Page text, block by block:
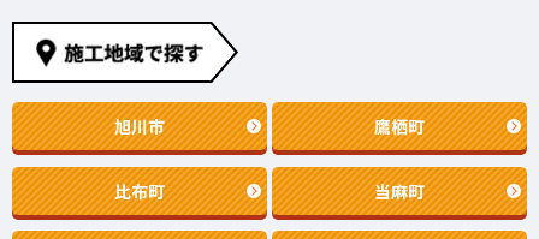
旭川市 鷹栖町
比布町 当麻町